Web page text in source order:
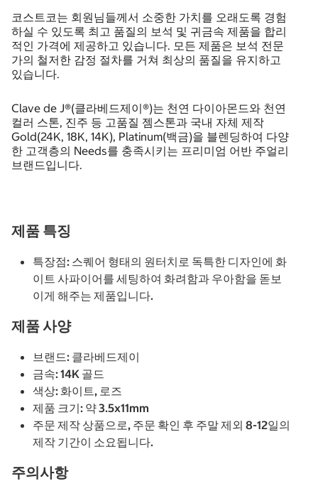
코스트코는 회원님들께서 소중한 가치를 오래도록 경험
하실 수 있도록 최고 품질의 보석 및 귀금속 제품을 합리
적인 가격에 제공하고 있습니다. 모든 제품은 보석 전문
가의 철저한 감정 절차를 거쳐 최상의 품질을 유지하고
있습니다.
Clave de J®(클라베드제이®)는 천연 다이아몬드와 천연
컬러 스톤, 진주 등 고품질 젬스톤과 국내 자체 제작
Gold(24K, 18K, 14K), Platinum(백금)을 블렌딩하여 다양
한 고객층의 Needs를 충족시키는 프리미엄 어반 주얼리
브랜드입니다.
제품 특징
특장점: 스퀘어 형태의 원터치로 독특한 디자인에 화
이트 사파이어를 세팅하여 화려함과 우아함을 돋보
이게 해주는 제품입니다.
제품 사양
브랜드: 클라베드제이
금속: 14K 골드
색상: 화이트, 로즈
제품 크기: 약 3.5x11mm
주문 제작 상품으로, 주문 확인 후 주말 제외 8-12일의
제작 기간이 소요됩니다.
주의사항